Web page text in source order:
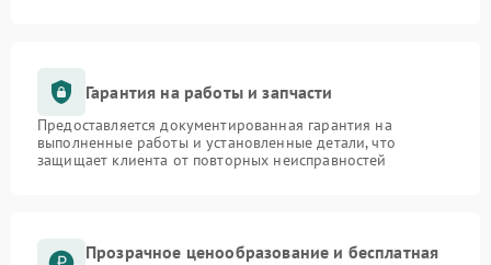
Гарантия на работы и запчасти
Предоставляется документированная гарантия на
выполненные работы и установленные детали, что
защищает клиента от повторных неисправностей
Прозрачное ценообразование и бесплатная